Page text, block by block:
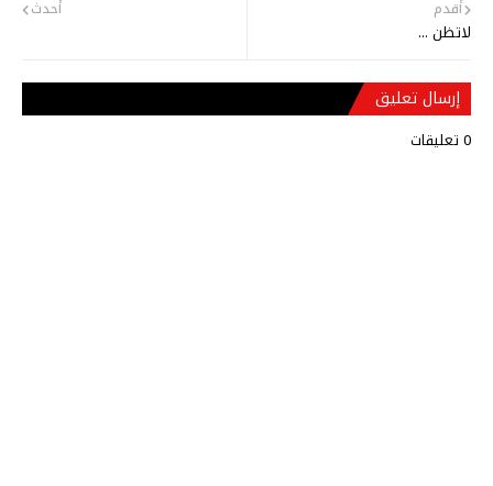
أحدث أقدم
لاتظن ...
إرسال تعليق
0 تعليقات